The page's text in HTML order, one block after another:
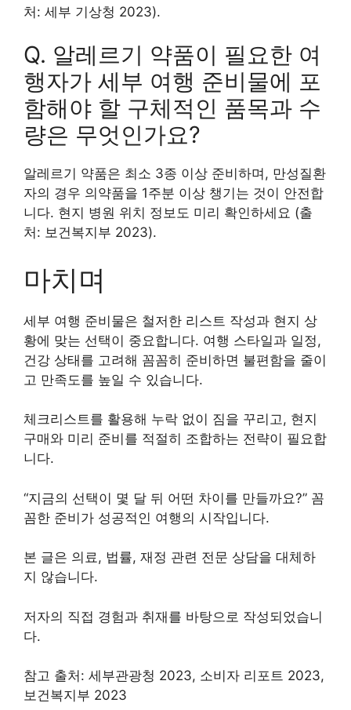
처: 세부 기상청 2023).
Q. 알레르기 약품이 필요한 여
행자가 세부 여행 준비물에 포
함해야 할 구체적인 품목과 수
량은 무엇인가요?
알레르기 약품은 최소 3종 이상 준비하며, 만성질환
자의 경우 의약품을 1주분 이상 챙기는 것이 안전합
니다. 현지 병원 위치 정보도 미리 확인하세요 (출
처: 보건복지부 2023).
마치며
세부 여행 준비물은 철저한 리스트 작성과 현지 상
황에 맞는 선택이 중요합니다. 여행 스타일과 일정,
건강 상태를 고려해 꼼꼼히 준비하면 불편함을 줄이
고 만족도를 높일 수 있습니다.
체크리스트를 활용해 누락 없이 짐을 꾸리고, 현지
구매와 미리 준비를 적절히 조합하는 전략이 필요합
니다.
“지금의 선택이 몇 달 뒤 어떤 차이를 만들까요?” 꼼
꼼한 준비가 성공적인 여행의 시작입니다.
본 글은 의료, 법률, 재정 관련 전문 상담을 대체하
지 않습니다.
저자의 직접 경험과 취재를 바탕으로 작성되었습니
다.
참고 출처: 세부관광청 2023, 소비자 리포트 2023,
보건복지부 2023